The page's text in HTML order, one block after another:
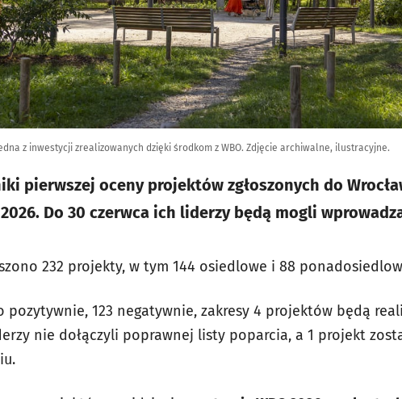
z inwestycji zrealizowanych dzięki środkom z WBO. Zdjęcie archiwalne, ilustracyjne.
pierwszej oceny projektów zgłoszonych do
Do 30 czerwca ich liderzy będą mogli
232 projekty, w tym 144 osiedlowe i 88
123 negatywnie, zakresy 4 projektów będą
nie dołączyli poprawnej listy poparcia, a 1 projekt